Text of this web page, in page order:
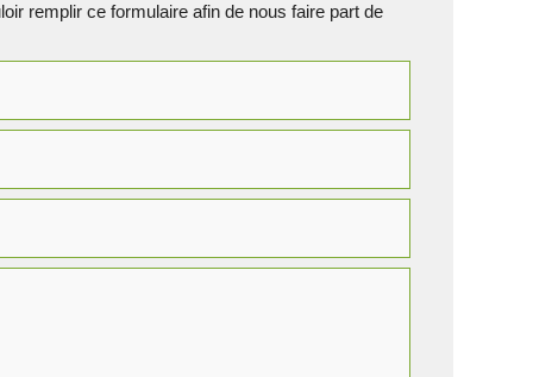
remplir ce formulaire afin de nous faire part de